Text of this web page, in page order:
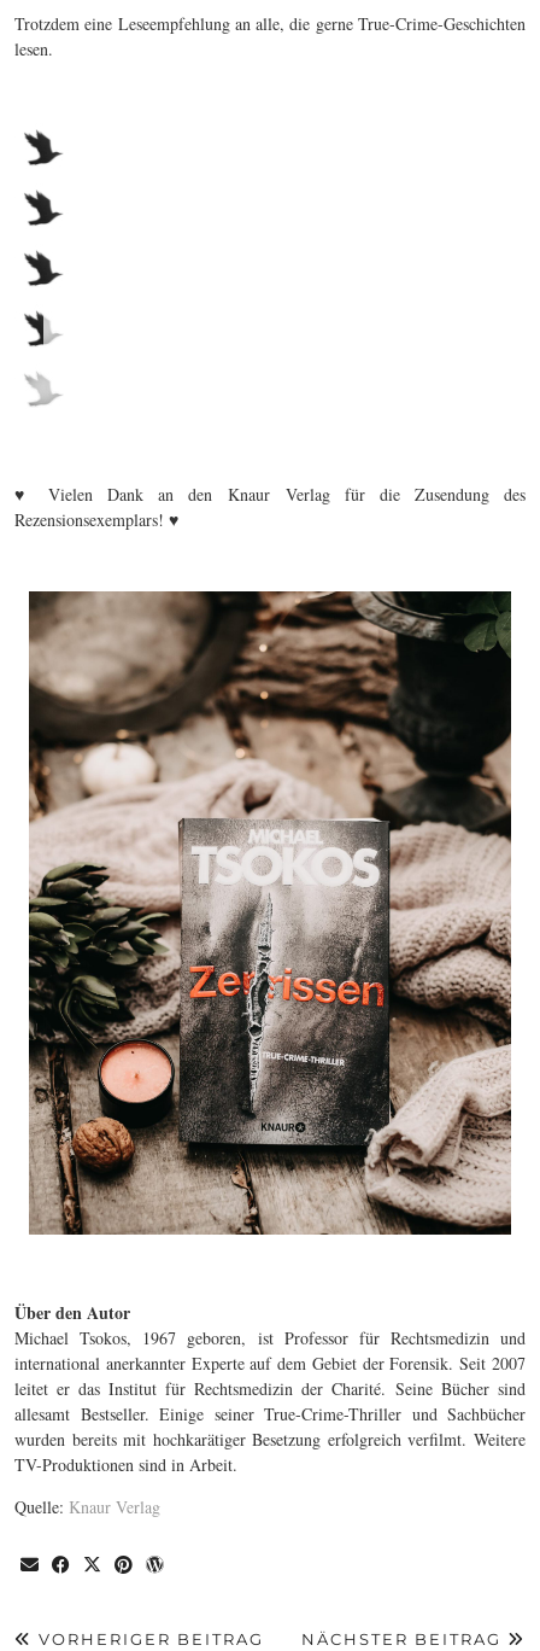
Trotzdem eine Leseempfehlung an alle, die gerne True-Crime-Geschichten
lesen.
♥ Vielen Dank an den Knaur Verlag für die Zusendung des
Rezensionsexemplars! ♥
Über den Autor
Michael Tsokos, 1967 geboren, ist Professor für Rechtsmedizin und
international anerkannter Experte auf dem Gebiet der Forensik. Seit 2007
leitet er das Institut für Rechtsmedizin der Charité. Seine Bücher sind
allesamt Bestseller. Einige seiner True-Crime-Thriller und Sachbücher
wurden bereits mit hochkarätiger Besetzung erfolgreich verfilmt. Weitere
TV-Produktionen sind in Arbeit.
Quelle: Knaur Verlag
VORHERIGER BEITRAG
NÄCHSTER BEITRAG